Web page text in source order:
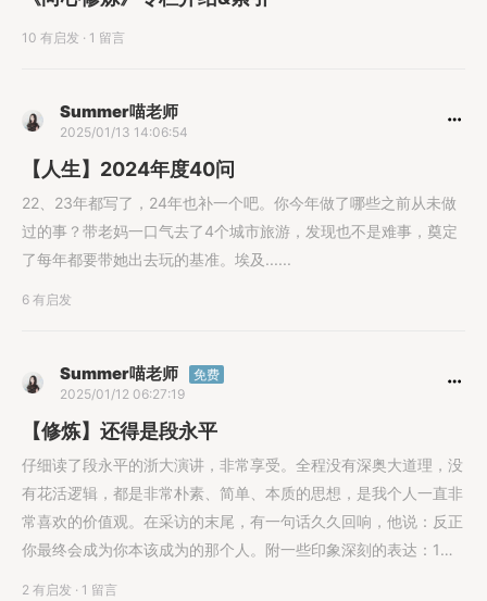
10 有启发 · 1 留言
Summer喵老师
2025/01/13 14:06:54
【人生】2024年度40问
22、23年都写了，24年也补一个吧。你今年做了哪些之前从未做
过的事？带老妈一口气去了4个城市旅游，发现也不是难事，奠定
了每年都要带她出去玩的基准。埃及......
6 有启发
Summer喵老师
免费
2025/01/12 06:27:19
【修炼】还得是段永平
仔细读了段永平的浙大演讲，非常享受。全程没有深奥大道理，没
有花活逻辑，都是非常朴素、简单、本质的思想，是我个人一直非
常喜欢的价值观。在采访的末尾，有一句话久久回响，他说：反正
你最终会成为你本该成为的那个人。附一些印象深刻的表达：1、
2 有启发 · 1 留言